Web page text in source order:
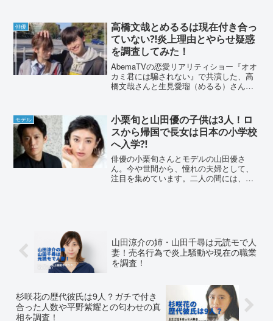
俳優
高橋文哉とめるるは現在付き合っ
ていない⁈炎上理由とやらせ疑惑
を調査してみた！
AbemaTVの恋愛リアリティショー『オオ
カミ君には騙されない』で共演した、高
橋文哉さんと生見愛瑠（めるる）さん。2
のだとか。そんな「ふみめるコンビ」に
ついて調査しました...
モデル
小栗旬と山田優の子供は3人！ロ
スから帰国で長女は日本の小学校
へ入学⁈
俳優の小栗旬さんとモデルの山田優さ
ん。今や世間から、憧れの夫婦として、
注目を集めています。二人の間には、現
山田涼介の姉・山田千尋は元読モで人
妻！売名行為で炎上騒動や現在の職業
を調査！
杉咲花の歴代彼氏は9人？ガチで付き
合った人数や平野紫耀との匂わせの真
相を調査！